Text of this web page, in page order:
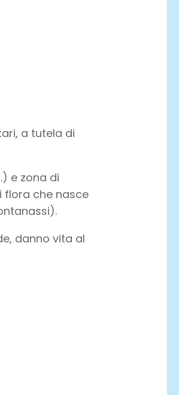
a tutela di
e zona di
flora che nasce
danno vita al